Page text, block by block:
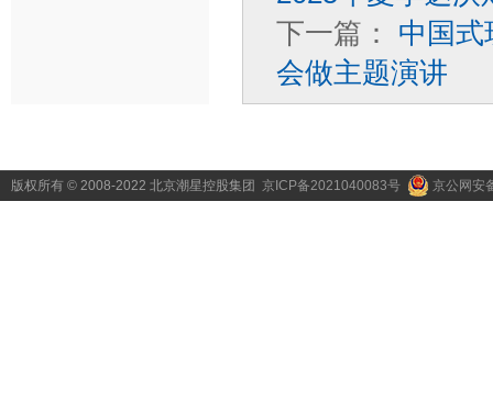
下一篇：
中国式
会做主题演讲
版权所有 © 2008-2022 北京潮星控股集团 京ICP备2021040083号 京公网安